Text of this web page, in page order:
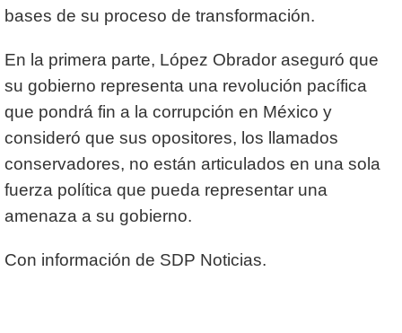
bases de su proceso de transformación.
En la primera parte, López Obrador aseguró que
su gobierno representa una revolución pacífica
que pondrá fin a la corrupción en México y
consideró que sus opositores, los llamados
conservadores, no están articulados en una sola
fuerza política que pueda representar una
amenaza a su gobierno.
Con información de SDP Noticias.